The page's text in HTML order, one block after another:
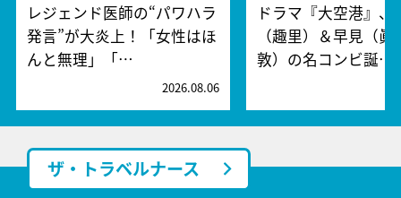
レジェンド医師の“パワハラ
発言”が大炎上！「女性はほ
んと無理」「…
2026.08.06
ドラマ『大空港』、
（趣里）＆早見（眞
敦）の名コンビ誕…
ザ・トラベルナース